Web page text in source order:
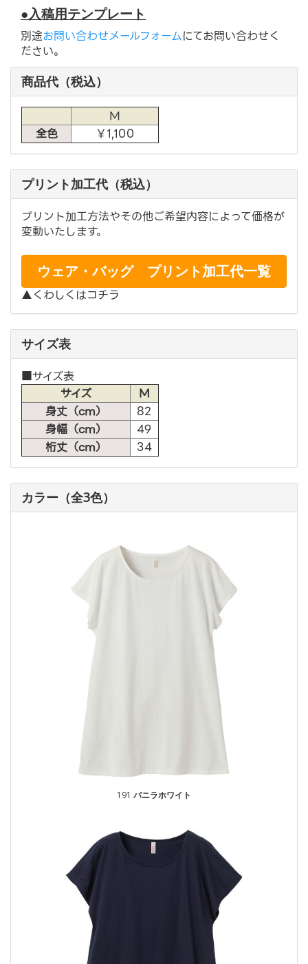
●入稿用テンプレート
別途お問い合わせメールフォームにてお問い合わせく
ださい。
商品代（税込）
M
全色
￥1,100
プリント加工代（税込）
プリント加工方法やその他ご希望内容によって価格が
変動いたします。
ウェア・バッグ プリント加工代一覧
▲くわしくはコチラ
サイズ表
■サイズ表
サイズ
M
身丈（cm）
82
身幅（cm）
49
桁丈（cm）
34
カラー（全3色）
191 バニラホワイト